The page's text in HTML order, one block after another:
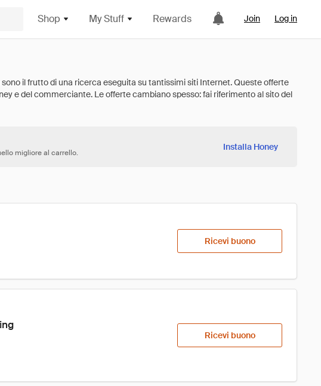
Shop My Stuff Rewards Join Log in
migliore al carrello.
Installa Honey
Ricevi buono
Ricevi buono